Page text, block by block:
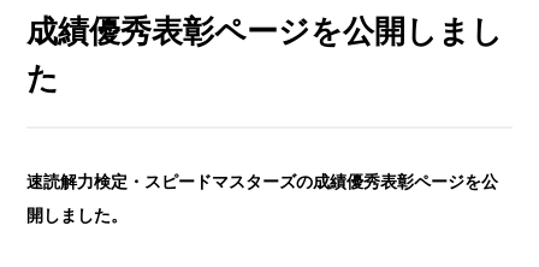
成績優秀表彰ページを公開しまし
た
速読解力検定・スピードマスターズの成績優秀表彰ページを公
開しました。